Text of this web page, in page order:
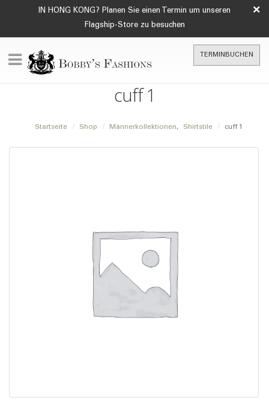
IN HONG KONG? Planen Sie einen Termin um unseren
Flagship-Store zu besuchen
×
TERMINBUCHEN
cuff 1
Startseite Shop Männerkollektionen, Shirtstile cuff 1